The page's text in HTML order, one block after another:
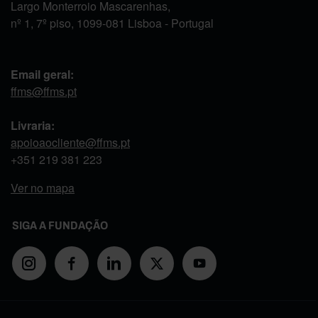
Largo Monterroio Mascarenhas,
nº 1, 7º piso, 1099-081 Lisboa - Portugal
Email geral:
ffms@ffms.pt
Livraria:
apoioaocliente@ffms.pt
+351 219 381 223
Ver no mapa
SIGA A FUNDAÇÃO